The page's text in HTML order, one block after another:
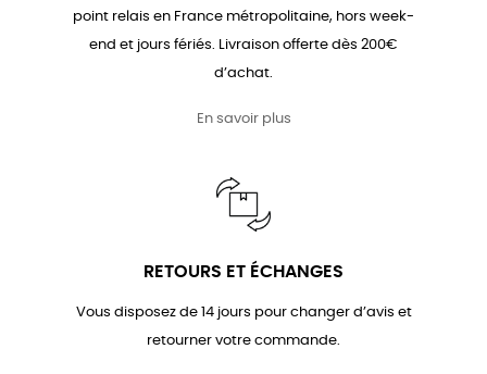
point relais en France métropolitaine, hors week-
end et jours fériés. Livraison offerte dès 200€
d’achat.
En savoir plus
RETOURS ET ÉCHANGES
Vous disposez de 14 jours pour changer d’avis et
retourner votre commande.